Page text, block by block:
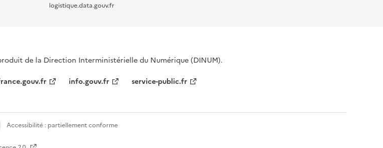
logistique.data.gouv.fr
de la Direction Interministérielle du Numérique (DINUM).
info.gouv.fr service-public.fr
Accessibilité : partiellement conforme